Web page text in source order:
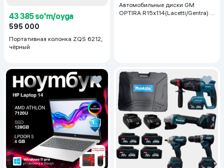
43 385 so'm/oyga
595 000
Портативная колонка ZQS 6212,
чёрный
Автомобильные диски GM
OPTIRA R15x114(Lacetti/Gentra) 1